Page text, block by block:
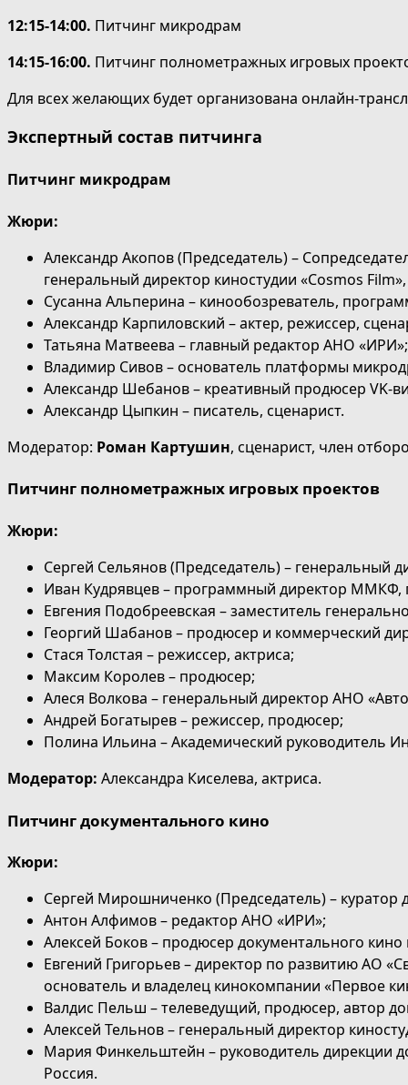
12:15-14:00. Питчинг микродрам
14:15-16:00. Питчинг полнометражных игровых
Для всех желающих будет организована онлайн-
Экспертный состав питчинга
Питчинг микродрам
Жюри:
Александр Акопов (Председатель) –
генеральный директор киностудии «Cosmos
Сусанна Альперина – кинообозреватель,
Александр Карпиловский – актер, режиссер,
Татьяна Матвеева – главный редактор АНО «ИРИ»;
Владимир Сивов – основатель платформы
Александр Шебанов – креативный продюсер VK-
Александр Цыпкин – писатель, сценарист.
Модератор: Роман Картушин, сценарист, член
Питчинг полнометражных игровых проектов
Жюри:
Сергей Сельянов (Председатель) – генеральный
Иван Кудрявцев – программный директор ММКФ,
Евгения Подобреевская – заместитель
Георгий Шабанов – продюсер и коммерческий
Стася Толстая – режиссер, актриса;
Максим Королев – продюсер;
Алеся Волкова – генеральный директор АНО
Андрей Богатырев – режиссер, продюсер;
Полина Ильина – Академический руководитель
Модератор: Александра Киселева, актриса.
Питчинг документального кино
Жюри:
Сергей Мирошниченко (Председатель) –
Антон Алфимов – редактор АНО «ИРИ»;
Алексей Боков – продюсер документального
Евгений Григорьев – директор по развитию АО
основатель и владелец кинокомпании «Первое
Валдис Пельш – телеведущий, продюсер, автор
Алексей Тельнов – генеральный директор
Мария Финкельштейн – руководитель дирекции
Россия.